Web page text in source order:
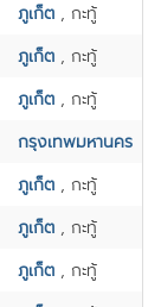
ภูเก็ต , กะทู้
ภูเก็ต , กะทู้
ภูเก็ต , กะทู้
กรุงเทพมหานคร
ภูเก็ต , กะทู้
ภูเก็ต , กะทู้
ภูเก็ต , กะทู้